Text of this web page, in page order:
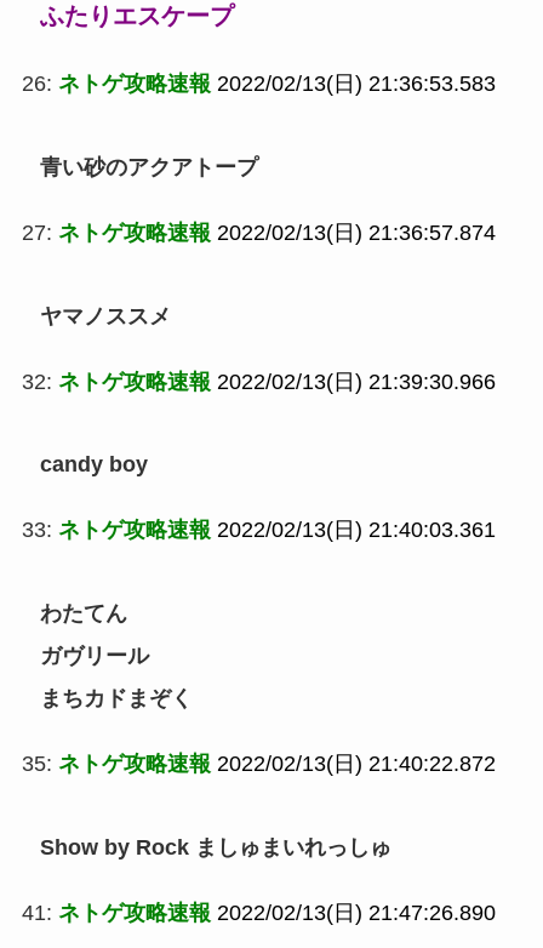
ふたりエスケープ
26: ネトゲ攻略速報 2022/02/13(日) 21:36:53.583
青い砂のアクアトープ
27: ネトゲ攻略速報 2022/02/13(日) 21:36:57.874
ヤマノススメ
32: ネトゲ攻略速報 2022/02/13(日) 21:39:30.966
candy boy
33: ネトゲ攻略速報 2022/02/13(日) 21:40:03.361
わたてん
ガヴリール
まちカドまぞく
35: ネトゲ攻略速報 2022/02/13(日) 21:40:22.872
Show by Rock ましゅまいれっしゅ
41: ネトゲ攻略速報 2022/02/13(日) 21:47:26.890